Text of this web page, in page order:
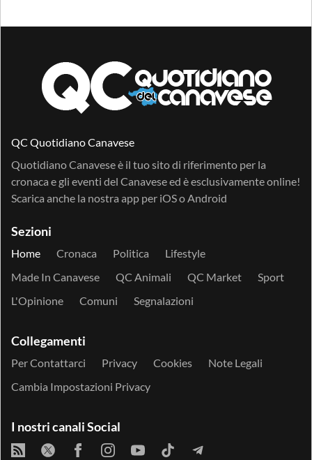
QC Quotidiano Canavese
Quotidiano Canavese è il tuo sito di riferimento per la
cronaca e gli eventi del Canavese ed è esclusivamente online!
Scarica anche la nostra app per iOSo Android
Sezioni
Home Cronaca Politica
Lifestyle
Made In Canavese
QC Animali QC Market
Sport
L'Opinione
Comuni Segnalazioni
Collegamenti
Per Contattarci Privacy Cookies
Note Legali
Cambia Impostazioni Privacy
I nostri canali Social